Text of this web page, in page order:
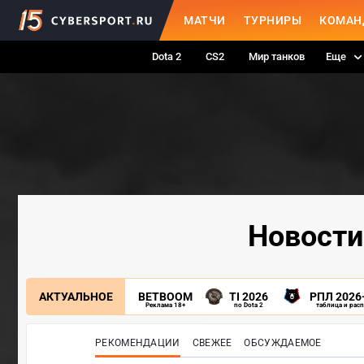
МАТЧИ ТУРНИРЫ
Dota 2 CS2 Мир танков Еще
АКТУАЛЬНОЕ BETBOOM
Реклама 18+
TI 2026
по Dota 2
РПЛ
таблица и
РЕКОМЕНДАЦИИ СВЕЖЕЕ ОБСУЖДАЕМОЕ